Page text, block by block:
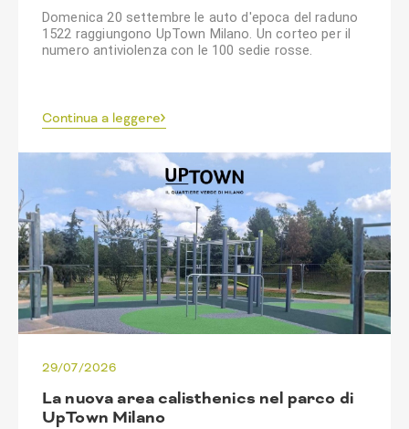
Domenica 20 settembre le auto d'epoca del raduno
1522 raggiungono UpTown Milano. Un corteo per il
numero antiviolenza con le 100 sedie rosse.
Continua a leggere
29/07/2026
La nuova area calisthenics nel parco di
UpTown Milano